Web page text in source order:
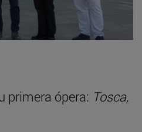
primera ópera: Tosca,